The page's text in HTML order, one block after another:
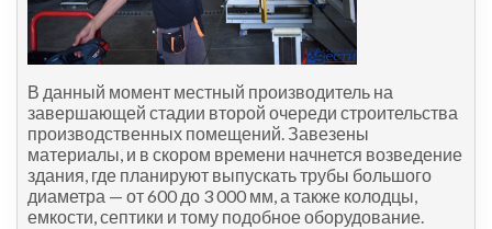
В данный момент местный производитель на
завершающей стадии второй очереди строительства
производственных помещений. Завезены
материалы, и в скором времени начнется возведение
здания, где планируют выпускать трубы большого
диаметра — от 600 до 3 000 мм, а также колодцы,
емкости, септики и тому подобное оборудование.